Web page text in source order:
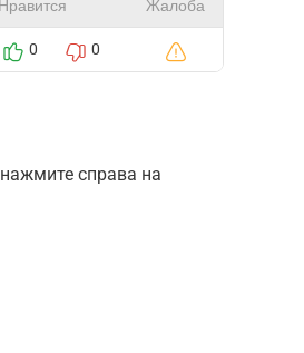
Нравится Жалоба
0 0
справа на